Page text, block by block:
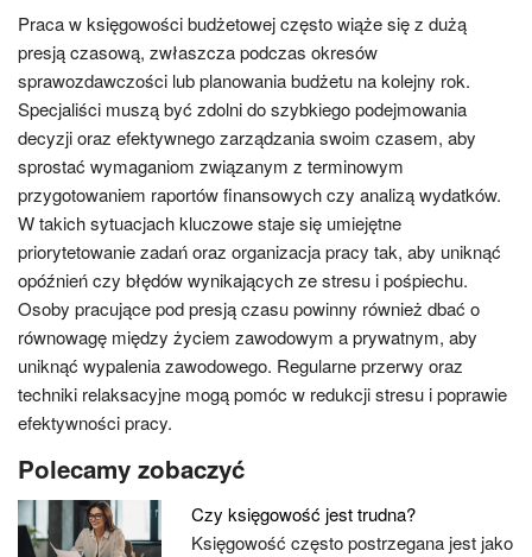
Praca w księgowości budżetowej często wiąże się z dużą
presją czasową, zwłaszcza podczas okresów
sprawozdawczości lub planowania budżetu na kolejny rok.
Specjaliści muszą być zdolni do szybkiego podejmowania
decyzji oraz efektywnego zarządzania swoim czasem, aby
sprostać wymaganiom związanym z terminowym
przygotowaniem raportów finansowych czy analizą wydatków.
W takich sytuacjach kluczowe staje się umiejętne
priorytetowanie zadań oraz organizacja pracy tak, aby uniknąć
opóźnień czy błędów wynikających ze stresu i pośpiechu.
Osoby pracujące pod presją czasu powinny również dbać o
równowagę między życiem zawodowym a prywatnym, aby
uniknąć wypalenia zawodowego. Regularne przerwy oraz
techniki relaksacyjne mogą pomóc w redukcji stresu i poprawie
efektywności pracy.
Polecamy zobaczyć
Czy księgowość jest trudna?
Księgowość często postrzegana jest jako